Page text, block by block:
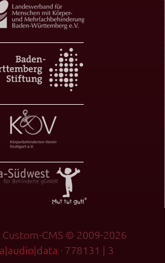
Custom-CMS © 2009-2026
· 778131 | 3